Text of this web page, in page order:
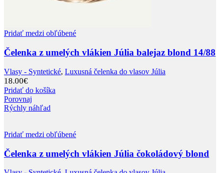
Pridať medzi obľúbené
Čelenka z umelých vlákien Júlia balejaz blond 14/88
Vlasy - Syntetické, Luxusná čelenka do vlasov Júlia
18.00€
Pridať do košíka
Porovnaj
Rýchly náhľad
Pridať medzi obľúbené
Čelenka z umelých vlákien Júlia čokoládový blond